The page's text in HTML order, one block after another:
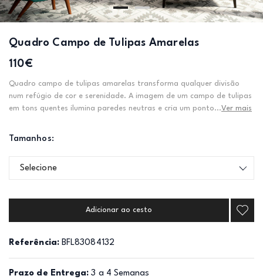
Quadro Campo de Tulipas Amarelas
110€
Quadro campo de tulipas amarelas transforma qualquer divisão
num refúgio de cor e serenidade. A imagem de um campo de tulipas
em tons quentes ilumina paredes neutras e cria um ponto...Ver mais
Tamanhos:
Selecione
Adicionar ao cesto
Referência: BFL83084132
Prazo de Entrega: 3 a 4 Semanas